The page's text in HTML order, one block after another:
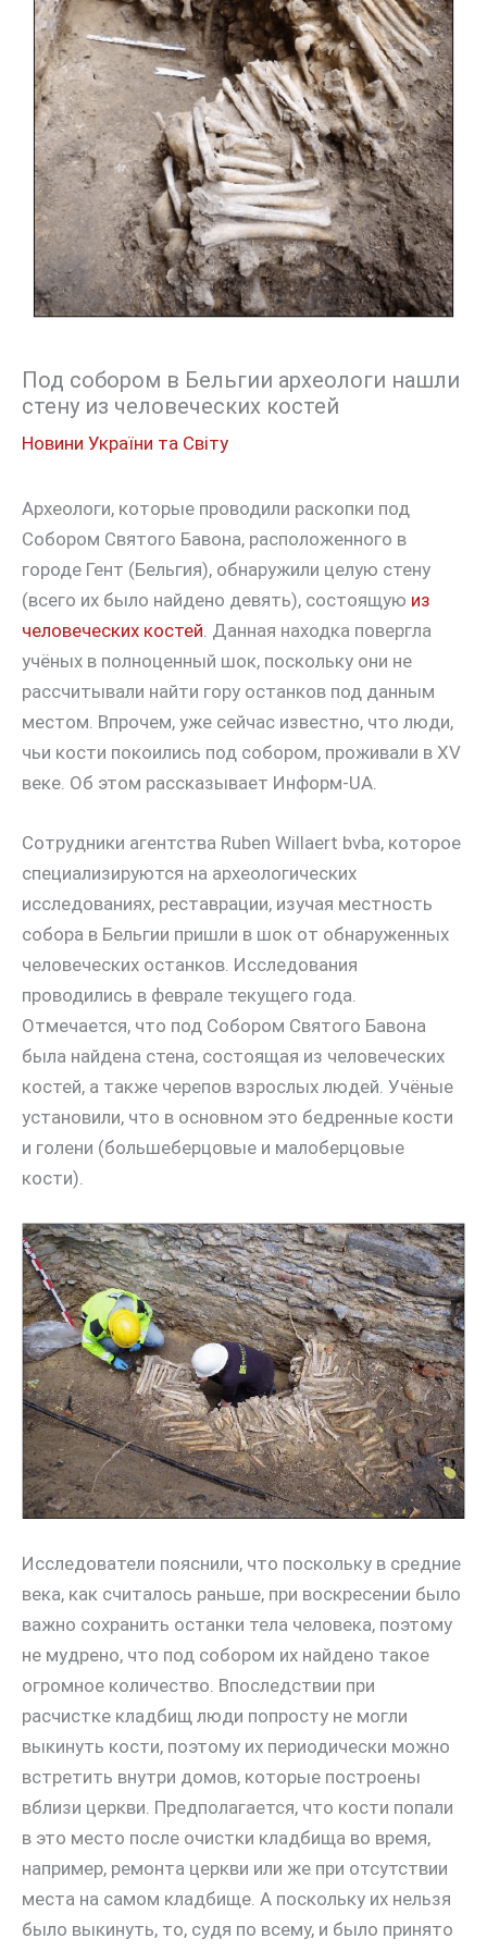
Под собором в Бельгии археологи нашли
стену из человеческих костей
Новини України та Світу
Археологи, которые проводили раскопки под
Собором Святого Бавона, расположенного в
городе Гент (Бельгия), обнаружили целую стену
(всего их было найдено девять), состоящую из
человеческих костей. Данная находка повергла
учёных в полноценный шок, поскольку они не
рассчитывали найти гору останков под данным
местом. Впрочем, уже сейчас известно, что люди,
чьи кости покоились под собором, проживали в XV
веке. Об этом рассказывает Информ-UA.
Сотрудники агентства Ruben Willaert bvba, которое
специализируются на археологических
исследованиях, реставрации, изучая местность
собора в Бельгии пришли в шок от обнаруженных
человеческих останков. Исследования
проводились в феврале текущего года.
Отмечается, что под Собором Святого Бавона
была найдена стена, состоящая из человеческих
костей, а также черепов взрослых людей. Учёные
установили, что в основном это бедренные кости
и голени (большеберцовые и малоберцовые
кости).
Исследователи пояснили, что поскольку в средние
века, как считалось раньше, при воскресении было
важно сохранить останки тела человека, поэтому
не мудрено, что под собором их найдено такое
огромное количество. Впоследствии при
расчистке кладбищ люди попросту не могли
выкинуть кости, поэтому их периодически можно
встретить внутри домов, которые построены
вблизи церкви. Предполагается, что кости попали
в это место после очистки кладбища во время,
например, ремонта церкви или же при отсутствии
места на самом кладбище. А поскольку их нельзя
было выкинуть, то, судя по всему, и было принято